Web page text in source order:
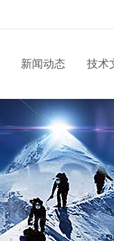
新闻动态 技术